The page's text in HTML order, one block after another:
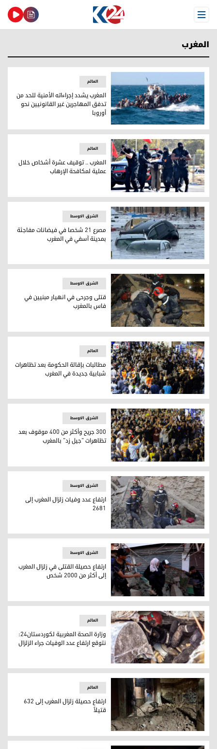
Open Menu
المغرب
المغرب يشدد إجراءاته الأمنية للحد من تدفق المهاجرين غير
العالم
المغرب يشدد إجراءاته الأمنية للحد من
تدفق المهاجرين غير القانونيين نحو
أوروبا
المغرب .. توقيف عشرة أشخاص خلال عملية لمكافحة الإرهاب
العالم
المغرب .. توقيف عشرة أشخاص خلال
عملية لمكافحة الإرهاب
مصرع 21 شخصا في فيضانات مفاجئة بمدينة آسفي في المغرب
الشرق الاوسط
مصرع 21 شخصا في فيضانات مفاجئة
بمدينة آسفي في المغرب
قتلى وجرحى في انهيار مبنيين في فاس بالمغرب
الشرق الاوسط
قتلى وجرحى في انهيار مبنيين في
فاس بالمغرب
مطالبات بإقالة الحكومة بعد تظاهرات شبابية جديدة في المغرب
العالم
مطالبات بإقالة الحكومة بعد تظاهرات
شبابية جديدة في المغرب
300 جريح وأكثر من 400 موقوف بعد تظاهرات "جيل زد" بالمغرب
الشرق الاوسط
300 جريح وأكثر من 400 موقوف بعد
تظاهرات "جيل زد" بالمغرب
مشاهد من زلزال المغرب / الأناضول
الشرق الاوسط
ارتفاع عدد وفيات زلزال المغرب إلى
2681
ارتفاع حصيلة القتلى في زلزال المغرب إلى أكثر من 2000 شخص
الشرق الاوسط
ارتفاع حصيلة القتلى في زلزال المغرب
إلى أكثر من 2000 شخص
وزارة الصحة المغربية لكوردستان24: نتوقع ارتفاع عدد الوفيات جراء الزلزال
العالم
وزارة الصحة المغربية لكوردستان24:
نتوقع ارتفاع عدد الوفيات جراء الزلزال
ارتفاع حصيلة زلزال المغرب إلى 632 قتيلاً
العالم
ارتفاع حصيلة زلزال المغرب إلى 632
قتيلاً